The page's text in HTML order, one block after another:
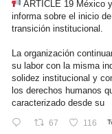
ARTICLE 19 México
informa sobre el inicio
transición institucional.
La organización
su labor con la misma
solidez institucional y
los derechos humanos
caracterizado desde su
67 116